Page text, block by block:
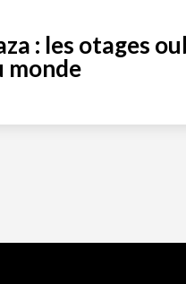
: les otages
monde